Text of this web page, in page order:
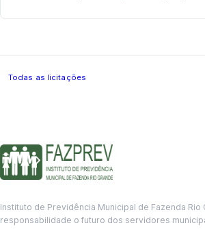
Todas as licitações
Instituto de Previdência Municipal de Fazenda Rio
responsabilidade o futuro dos servidores